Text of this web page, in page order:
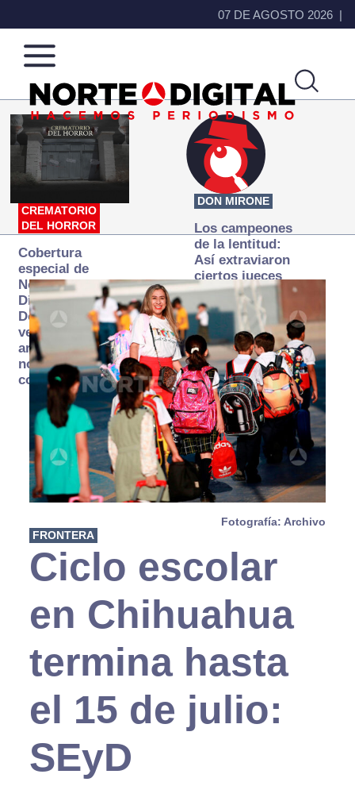
07 DE AGOSTO 2026
Norte
de
Ciudad
Más
que
noticias,
hacemos periodismo
CREMATORIO
DEL HORROR
Cobertura
especial de
Norte
Digital:
Donde la
verdad
arde… pero
no se
consume
DON MIRONE
Los campeones
de la lentitud:
Así extraviaron
ciertos jueces
la justicia
expedita
Fotografía: Archivo
FRONTERA
Ciclo escolar
en Chihuahua
termina hasta
el 15 de julio:
SEyD